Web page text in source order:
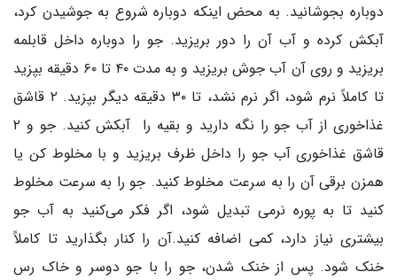
دوباره بجوشانید. به محض اینکه دوباره شروع به جوشیدن کرد،
آبکش کرده و آب آن را دور بریزید. جو را دوباره داخل قابلمه
بریزید و روی آن آب جوش بریزید و به مدت ۴۰ تا ۶۰ دقیقه بپزید
تا کاملاً نرم شود، اگر نرم نشد، تا ۳۰ دقیقه دیگر بپزید. ۲ قاشق
غذاخوری از آب جو را نگه دارید و بقیه را آبکش کنید. جو و ۲
قاشق غذاخوری آب جو را داخل ظرف بریزید و با مخلوط کن یا
همزن برقی آن را به سرعت مخلوط کنید. جو را به سرعت مخلوط
کنید تا به پوره نرمی تبدیل شود، اگر فکر می‌کنید به آب جو
بیشتری نیاز دارد، کمی اضافه کنید.آن را کنار بگذارید تا کاملاً
خنک شود. پس از خنک شدن، جو را با جو دوسر و خاک رس